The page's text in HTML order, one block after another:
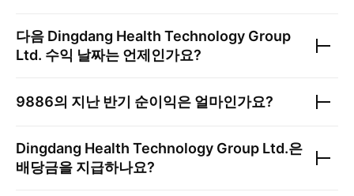
다음 Dingdang Health Technology Group
Ltd. 수익 날짜는 언제인가요?
9886의 지난 반기 순이익은 얼마인가요?
Dingdang Health Technology Group Ltd.은
배당금을 지급하나요?